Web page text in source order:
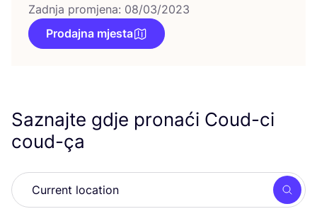
Zadnja promjena: 08/03/2023
Prodajna mjesta
Saznajte gdje pronaći Coud-ci
coud-ça